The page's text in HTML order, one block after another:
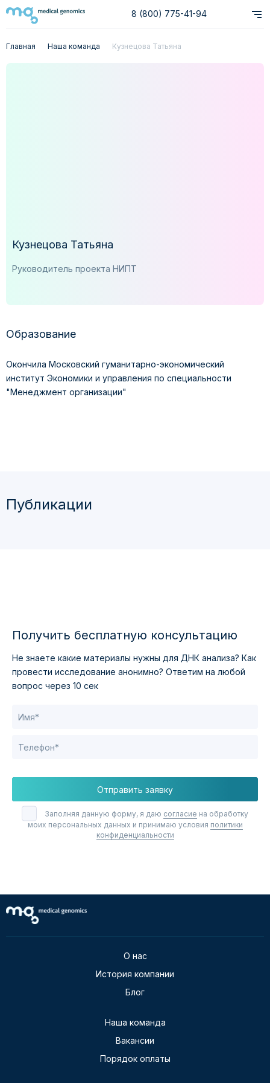
8 (800) 775-41-94
Главная Наша команда Кузнецова Татьяна
Кузнецова Татьяна
Руководитель проекта НИПТ
Образование
Окончила Московский гуманитарно-экономический
институт Экономики и управления по специальности
"Менеджмент организации"
Публикации
Получить бесплатную консультацию
Не знаете какие материалы нужны для ДНК анализа? Как
провести исследование анонимно? Ответим на любой
вопрос через 10 сек
Отправить заявку
Заполняя данную форму, я даю согласие на обработку
моих персональных данных и принимаю условия политики
конфиденциальности
О нас
История компании
Блог
Наша команда
Вакансии
Порядок оплаты